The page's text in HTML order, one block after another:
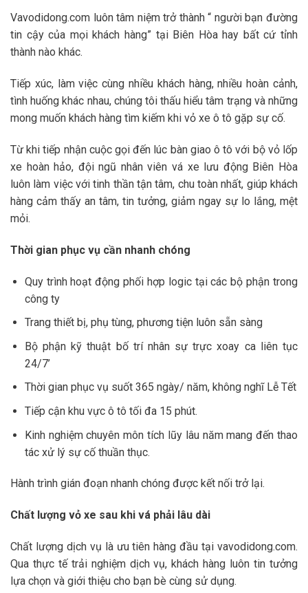
Vavodidong.com luôn tâm niệm trở thành “ người bạn đường
tin cậy của mọi khách hàng” tại Biên Hòa hay bất cứ tỉnh
thành nào khác.
Tiếp xúc, làm việc cùng nhiều khách hàng, nhiều hoàn cảnh,
tình huống khác nhau, chúng tôi thấu hiểu tâm trạng và những
mong muốn khách hàng tìm kiếm khi vỏ xe ô tô gặp sự cố.
Từ khi tiếp nhận cuộc gọi đến lúc bàn giao ô tô với bộ vỏ lốp
xe hoàn hảo, đội ngũ nhân viên vá xe lưu động Biên Hòa
luôn làm việc với tinh thần tận tâm, chu toàn nhất, giúp khách
hàng cảm thấy an tâm, tin tưởng, giảm ngay sự lo lắng, mệt
mỏi.
Thời gian phục vụ cần nhanh chóng
Quy trình hoạt động phối hợp logic tại các bộ phận trong
công ty
Trang thiết bị, phụ tùng, phương tiện luôn sẵn sàng
Bộ phận kỹ thuật bố trí nhân sự trực xoay ca liên tục
24/7’
Thời gian phục vụ suốt 365 ngày/ năm, không nghĩ Lễ Tết
Tiếp cận khu vực ô tô tối đa 15 phút.
Kinh nghiệm chuyên môn tích lũy lâu năm mang đến thao
tác xử lý sự cố thuần thục.
Hành trình gián đoạn nhanh chóng được kết nối trở lại.
Chất lượng vỏ xe sau khi vá phải lâu dài
Chất lượng dịch vụ là ưu tiên hàng đầu tại vavodidong.com.
Qua thực tế trải nghiệm dịch vụ, khách hàng luôn tin tưởng
lựa chọn và giới thiệu cho bạn bè cùng sử dụng.